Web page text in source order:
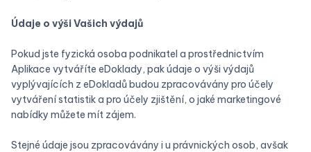
‍Údaje o výši Vašich výdajů
Pokud jste fyzická osoba podnikatel a prostřednictvím
Aplikace vytváříte eDoklady, pak údaje o výši výdajů
vyplývajících z eDokladů budou zpracovávány pro účely
vytváření statistik a pro účely zjištění, o jaké marketingové
nabídky můžete mít zájem.
Stejné údaje jsou zpracovávány i u právnických osob, avšak